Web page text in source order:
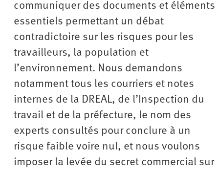
communiquer des documents et éléments
essentiels permettant un débat
contradictoire sur les risques pour les
travailleurs, la population et
l’environnement. Nous demandons
notamment tous les courriers et notes
internes de la DREAL, de l’Inspection du
travail et de la préfecture, le nom des
experts consultés pour conclure à un
risque faible voire nul, et nous voulons
imposer la levée du secret commercial sur